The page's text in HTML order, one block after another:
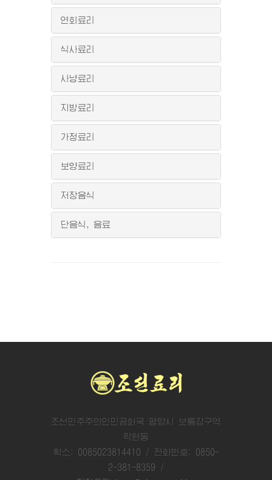
연회료리
식사료리
사냥료리
지방료리
가정료리
보양료리
저장음식
단음식, 음료
조선민주주의인민공화국 평양시 보통강구역
락원동
확스: 0085023814410 / 전화번호: 0850-
2-381-8359 /